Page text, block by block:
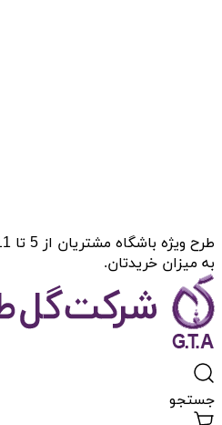
به میزان خریدتان.
جستجو